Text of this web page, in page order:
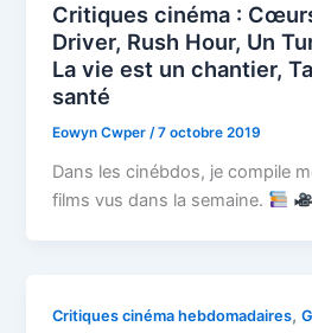
Critiques cinéma :
Driver, Rush Hour, Un
La vie est un chantier,
santé
Eowyn Cwper/7 octobre 2019
Dans les cinébdos, je compile
films vus dans la semaine.
Critiques cinéma hebdomadaires,